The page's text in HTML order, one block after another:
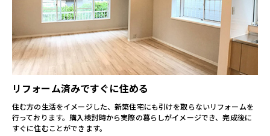
リフォーム済みですぐに住める
住む方の生活をイメージした、新築住宅にも引けを取らないリフォームを
行っております。 購入検討時から実際の暮らしがイメージでき、完成後に
すぐに住むことができます。